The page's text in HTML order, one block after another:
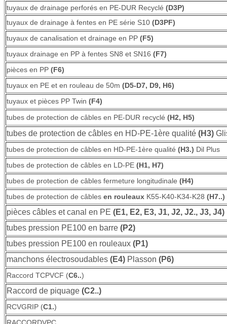
tuyaux de drainage perforés en PE-DUR Recyclé (D3P)
tuyaux de drainage à fentes en PE série S10 (D3PF)
tuyaux de canalisation et drainage en PP (F5)
tuyaux drainage en PP à fentes SN8 et SN16 (F7)
pièces en PP (F6)
tuyaux en PE et en rouleau de 50m (D5-D7, D9, H6)
tuyaux et pièces PP Twin (F4)
tubes de protection de câbles en PE-DUR recyclé (H2, H5)
tubes de protection de câbles en HD-PE-1ère qualité (H3)
tubes de protection de câbles en HD-PE-1ère qualité (H3.) Dil Plus
tubes de protection de câbles en LD-PE (H1, H7)
tubes de protection de câbles fermeture longitudinale (H4)
tubes de protection de câbles en rouleaux K55-K40-K34-K28 (H7..)
pièces câbles et canal en PE (E1, E2, E3, J1, J2, J2., J3, J4)
tubes pression PE100 en barre (P2)
tubes pression PE100 en rouleaux (P1)
manchons électrosoudables (E4) Plasson (P6)
Raccord TCPVCF (C6..)
Raccord de piquage (C2..)
RCVGRIP (C1.)
RACCORDVPC